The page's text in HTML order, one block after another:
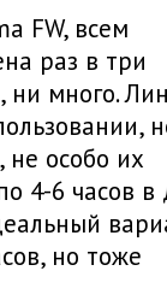
FW, всем
раз в три
ни много.
особо их
4-6 часов в
но тоже